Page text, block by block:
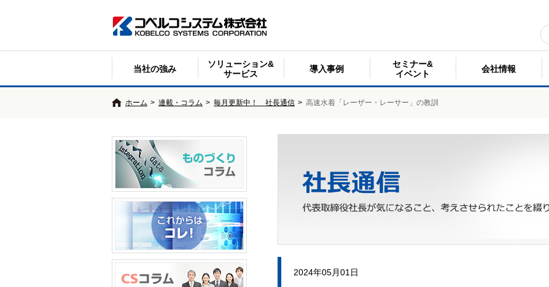
当社の強み
ソリューション&
サービス
導入事例
セミナー&
イベント
会社情報
ホーム > 連載・コラム > 毎月更新中！ 社長通信 > 高速水着「レーザー・レーサー」の教訓
2024年05月01日